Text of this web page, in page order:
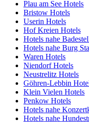
Plau am See Hotels
Bristow Hotels
Userin Hotels
Hof Kreien Hotels
Hotels nahe
Hotels nahe Burg
Waren Hotels
Niendorf Hotels
Neustrelitz Hotels
Göhren-Lebbin
Klein Vielen Hotels
Penkow Hotels
Hotels nahe
Hotels nahe